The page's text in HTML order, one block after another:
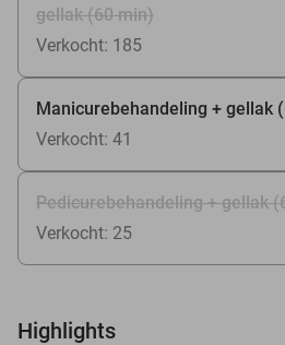
gellak (60 min)
Verkocht: 185
Manicurebehandeling + gellak
Verkocht: 41
Pedicurebehandeling + gellak
Verkocht: 25
Highlights